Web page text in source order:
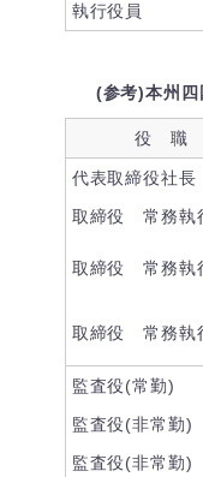
執行役員
(参考)本州四
役 職
代表取締役社長
取締役 常務執
取締役 常務執
取締役 常務執
監査役(常勤)
監査役(非常勤)
監査役(非常勤)